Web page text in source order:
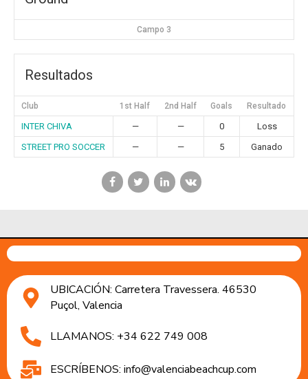
Campo 3
Resultados
Club 1st Half 2nd Half Goals Resultado
INTER CHIVA — — 0
Loss
STREET PRO SOCCER
— — 5 Ganado
UBICACIÓN: Carretera Travessera. 46530
Puçol, Valencia
LLAMANOS: +34 622 749 008
ESCRÍBENOS: info@valenciabeachcup.com